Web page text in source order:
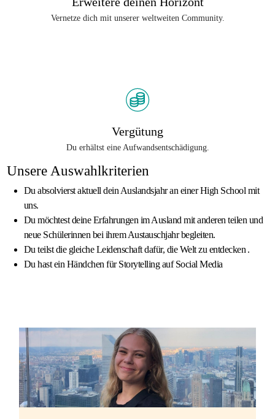
Vernetze dich mit unserer weltweiten Community.
Vergütung
Du erhältst eine Aufwandsentschädigung.
Unsere Auswahlkriterien
Du absolvierst aktuell dein Auslandsjahr an einer High School mit
uns.
Du möchtest deine Erfahrungen im Ausland mit anderen teilen und
neue Schülerinnen bei ihrem Austauschjahr begleiten.
Du teilst die gleiche Leidenschaft dafür, die Welt zu entdecken .
Du hast ein Händchen für Storytelling auf Social Media